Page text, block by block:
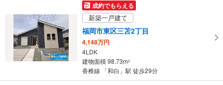
成約でもらえる
新築一戸建て
福岡市東区三苫2丁目
4,148万円
4LDK
建物面積 98.73m2
香椎線 「和白」駅 徒歩29分